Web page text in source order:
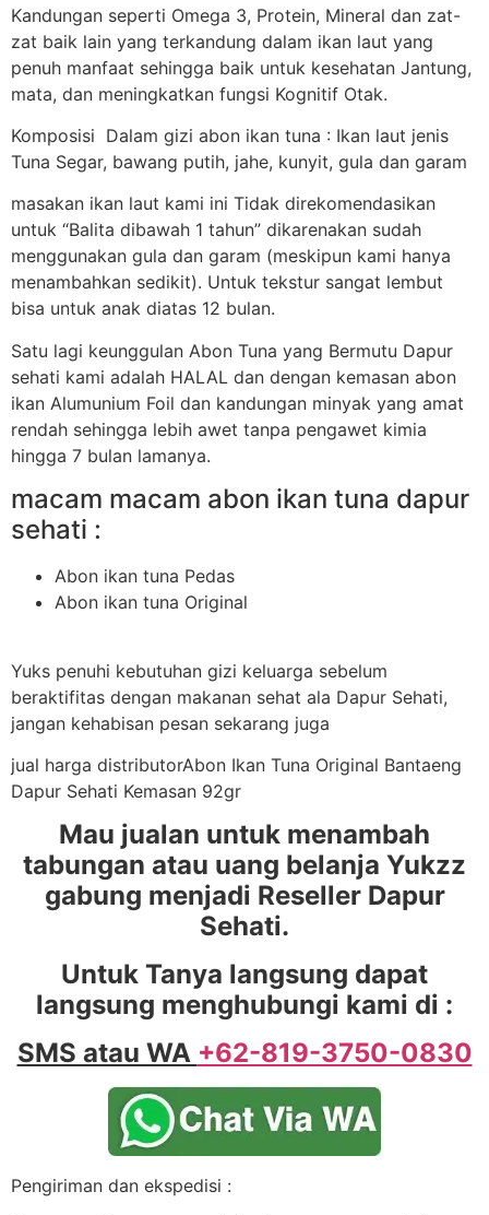
Kandungan seperti Omega 3, Protein, Mineral dan zat-
zat baik lain yang terkandung dalam ikan laut yang
penuh manfaat sehingga baik untuk kesehatan Jantung,
mata, dan meningkatkan fungsi Kognitif Otak.
Komposisi Dalam gizi abon ikan tuna : Ikan laut jenis
Tuna Segar, bawang putih, jahe, kunyit, gula dan garam
masakan ikan laut kami ini Tidak direkomendasikan
untuk “Balita dibawah 1 tahun” dikarenakan sudah
menggunakan gula dan garam (meskipun kami hanya
menambahkan sedikit). Untuk tekstur sangat lembut
bisa untuk anak diatas 12 bulan.
Satu lagi keunggulan Abon Tuna yang Bermutu Dapur
sehati kami adalah HALAL dan dengan kemasan abon
ikan Alumunium Foil dan kandungan minyak yang amat
rendah sehingga lebih awet tanpa pengawet kimia
hingga 7 bulan lamanya.
macam macam abon ikan tuna dapur
sehati :
Abon ikan tuna Pedas
Abon ikan tuna Original
Yuks penuhi kebutuhan gizi keluarga sebelum
beraktifitas dengan makanan sehat ala Dapur Sehati,
jangan kehabisan pesan sekarang juga
jual harga distributorAbon Ikan Tuna Original Bantaeng
Dapur Sehati Kemasan 92gr
Mau jualan untuk menambah
tabungan atau uang belanja Yukzz
gabung menjadi Reseller Dapur
Sehati.
Untuk Tanya langsung dapat
langsung menghubungi kami di :
SMS atau WA +62-819-3750-0830
Pengiriman dan ekspedisi :